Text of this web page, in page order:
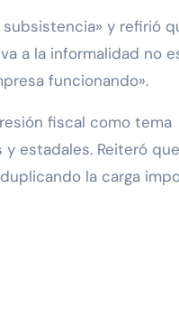
y refirió
a la informalidad no
funcionando».‎‎
fiscal como tema
estadales. Reiteró
la carga